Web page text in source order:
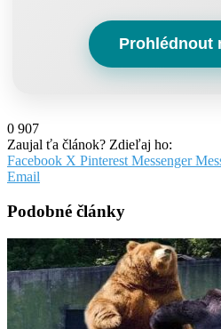
Prohlédnout
0 907
Zaujal ťa článok? Zdieľaj ho:
Facebook X Pinterest Messenger
Email
Podobné články